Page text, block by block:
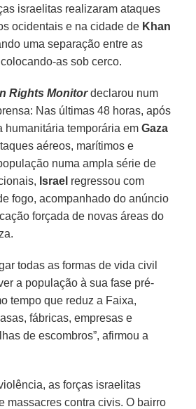
israelitas realizaram ataques
ocidentais e na cidade de Khan
uma separação entre as
as sob cerco.
Rights Monitor declarou num
Nas últimas 48 horas, após
humanitária temporária emGaza
aéreos, marítimos e
numa ampla série de
Israel regressou com
fogo, acompanhado do anúncio
forçada de novas áreas do
todas as formas de vida civil
a população à sua fase pré-
tempo que reduz a Faixa,
fábricas, empresas e
de escombros”, afirmou a
as forças israelitas
massacres contra civis. O bairro